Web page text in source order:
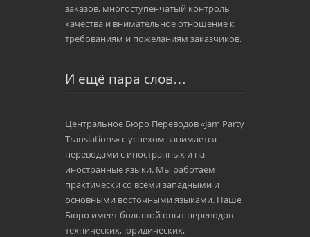
заказов, многоступенчатый контроль
качества и внимательное отношение к
требованиям и пожеланиям заказчиков.
И ещё пара слов…
Центральное Бюро Переводов «Jam Party
Translations» с успехом занимается
переводами с иностранных и на
иностранные языки. Мы работаем
практически со всеми западными и
основными восточными языками. Наше
Бюро имеет большой опыт переводов
технических, юридических,